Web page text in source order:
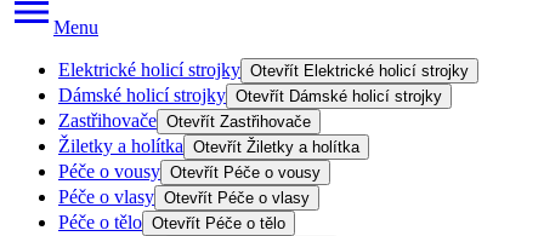
Menu
Elektrické holicí strojky Otevřít Elektrické holicí strojky
Dámské holicí strojky Otevřít Dámské holicí strojky
Zastřihovače Otevřít Zastřihovače
Žiletky a holítka Otevřít Žiletky a holítka
Péče o vousy Otevřít Péče o vousy
Péče o vlasy Otevřít Péče o vlasy
Péče o tělo Otevřít Péče o tělo